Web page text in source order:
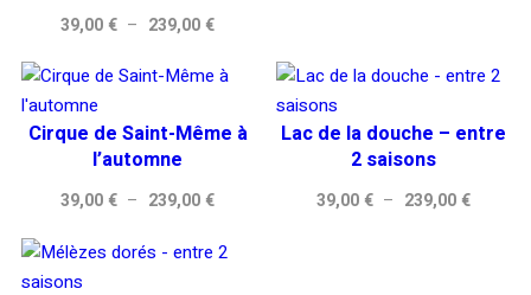
39,00 € – 239,00 €Plage
prix :
à
à
Cirque de Saint-Même à
l’automne
39,00 € – 239,00 €Plage
prix :
Lac de la douche – entre
2 saisons
39,00 € – 239,00 €Plage